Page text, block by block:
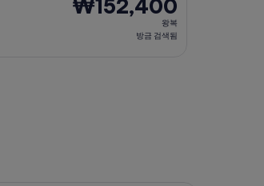
에
왕
₩152,400
왕복
방금 검색됨